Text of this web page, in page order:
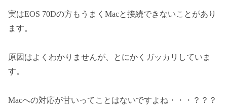
実はEOS 70Dの方もうまくMacと接続できないことがあり
ます。
原因はよくわかりませんが、とにかくガッカリしていま
す。
Macへの対応が甘いってことはないですよね・・・？？？